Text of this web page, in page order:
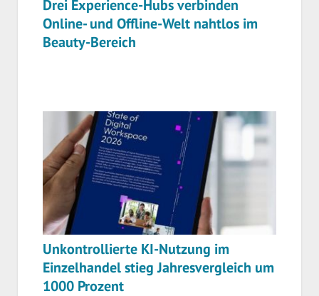
Drei Experience-Hubs verbinden
Online- und Offline-Welt nahtlos im
Beauty-Bereich
Unkontrollierte KI-Nutzung im
Einzelhandel stieg Jahresvergleich um
1000 Prozent